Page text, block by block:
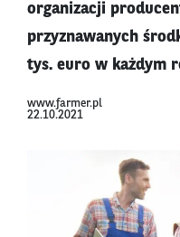
organizacji
przyznawanych
tys. euro w każdym
www.farmer.pl
22.10.2021